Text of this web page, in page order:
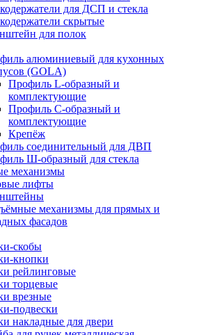
для ДСП и стекла
скрытые
для полок
алюминиевый для кухонных
(GOLA)
Профиль L-образный и
комплектующие
Профиль C-образный и
комплектующие
Крепёж
соединительный для ДВП
Ш-образный для стекла
механизмы
лифты
механизмы для прямых и
фасадов
скобы
кнопки
рейлинговые
торцевые
врезные
подвески
накладные для двери